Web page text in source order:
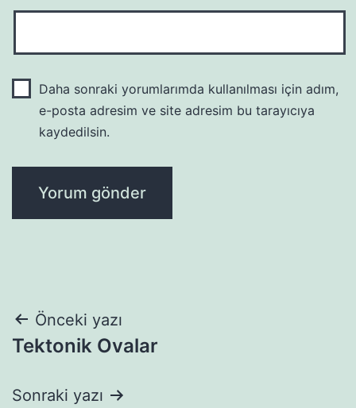
Daha sonraki yorumlarımda kullanılması için adım,
e-posta adresim ve site adresim bu tarayıcıya
kaydedilsin.
Yazı
gezinmesi
Önceki yazı
Tektonik Ovalar
Sonraki yazı